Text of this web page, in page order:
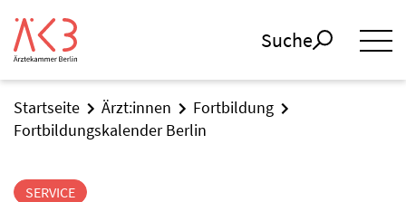
Suche
Startseite Ärzt:innen
Fortbildung
Fortbildungskalender Berlin
SERVICE